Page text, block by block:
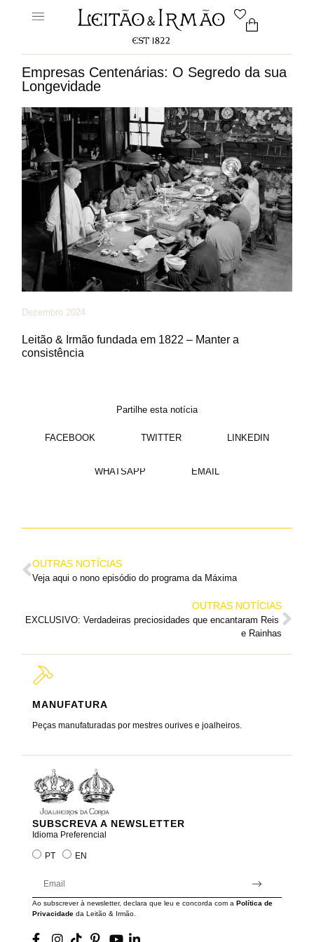
Empresas Centenárias: O Segredo da sua
Longevidade
Dezembro 2024
Leitão & Irmão fundada em 1822 – Manter a
consistência
Partilhe esta notícia
FACEBOOK TWITTER LINKEDIN
WHATSAPP EMAIL
OUTRAS NOTÍCIAS
Veja aqui o nono episódio do programa da Máxima
OUTRAS NOTÍCIAS
EXCLUSIVO: Verdadeiras preciosidades que encantaram Reis
e Rainhas
MANUFATURA
Peças manufaturadas por mestres ourives e joalheiros.
SUBSCREVA A NEWSLETTER
Idioma Preferencial
PT EN
Ao subscrever à newsletter, declara que leu e concorda com aPolítica de
Privacidade da Leitão & Irmão.